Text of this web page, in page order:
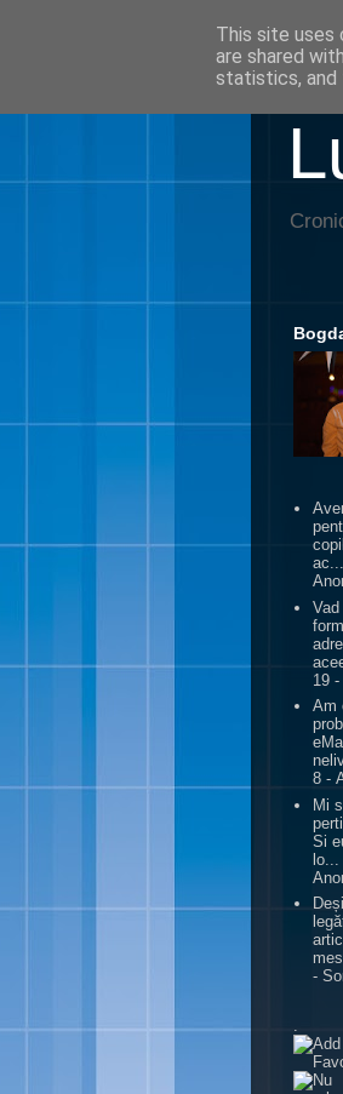
ac...
19 -
Am
8 -
Mi
Si
lo...
-
This site uses
are shared
statistics, and